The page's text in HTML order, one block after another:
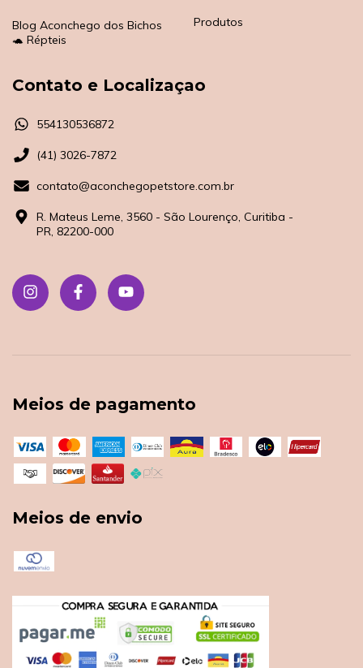
Blog Aconchego dos Bichos
🐢 Répteis
Produtos
Contato e Localizaçao
554130536872
(41) 3026-7872
contato@aconchegopetstore.com.br
R. Mateus Leme, 3560 - São Lourenço, Curitiba -
PR, 82200-000
Meios de pagamento
Meios de envio